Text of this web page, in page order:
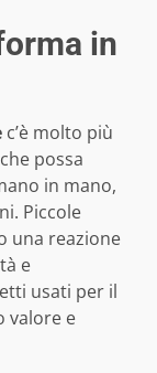
in
c’è molto più
possa
in mano,
Piccole
una reazione
e
usati per il
valore e